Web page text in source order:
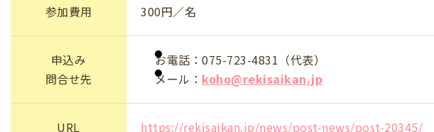
参加費用 300円／名
申込み
問合せ先
お電話： 075-723-4831 （代表）
メール： koho@rekisaikan.jp
URL https://rekisaikan.jp/news/post-news/post-20345/